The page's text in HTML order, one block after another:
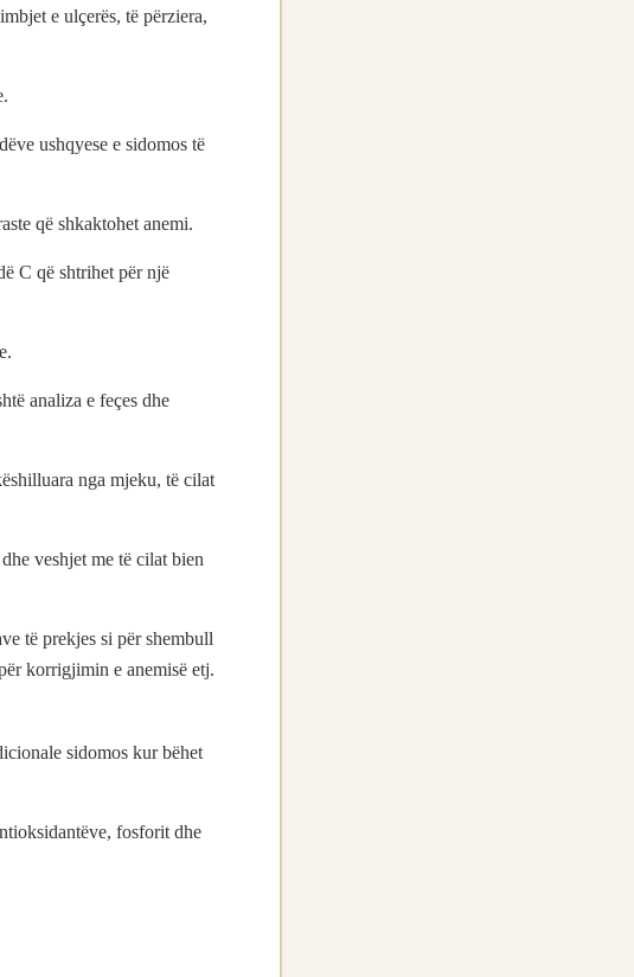
e ulçerës, të përziera,
ushqyese e sidomos të
që shkaktohet anemi.
C që shtrihet për një
analiza e feçes dhe
nga mjeku, të cilat
veshjet me të cilat bien
të prekjes si për shembull
korrigjimin e anemisë etj.
sidomos kur bëhet
fosforit dhe